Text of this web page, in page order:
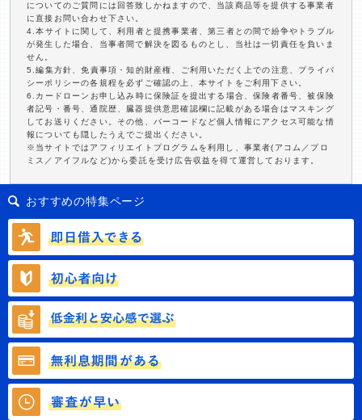
についてのご質問には回答致しかねますので、当該商品等を提供する事業者
に直接お問い合わせ下さい。
4.本サイトに関して、利用者と提携事業者、第三者との間で紛争やトラブル
が発生した場合、当事者間で解決を図るものとし、当社は一切責任を負いま
せん。
5.編集方針、免責事項・知的財産権、ご利用いただく上での注意、プライバ
シーポリシーの各規程を必ずご確認の上、本サイトをご利用下さい。
6.カードローンお申し込み時に保険証を提出する場合、保険者番号、被保険
者記号・番号、通院歴、臓器提供意思確認欄に記載がある場合はマスキング
してお送りください。その他、バーコードなど個人情報にアクセス可能な情
報についても隠したうえでご提出ください。
※当サイトではアフィリエイトプログラムを利用し、事業者(アコム／プロ
ミス／アイフルなど)から委託を受け広告収益を得て運営しております。
おすすめの特集ページ